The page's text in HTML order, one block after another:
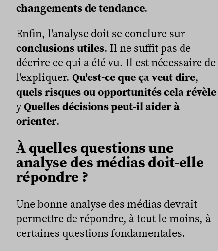
changements de tendance.
Enfin, l'analyse doit se conclure sur
conclusions utiles. Il ne suffit pas de
décrire ce qui a été vu. Il est nécessaire de
l'expliquer. Qu'est-ce que ça veut dire,
quels risques ou opportunités cela révèle
yQuelles décisions peut-il aider à
orienter.
À quelles questions une
analyse des médias doit-elle
répondre ?
Une bonne analyse des médias devrait
permettre de répondre, à tout le moins, à
certaines questions fondamentales.